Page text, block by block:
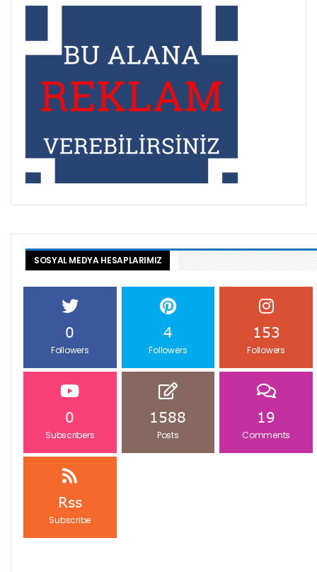
SOSYAL MEDYA HESAPLARIMIZ
0
Followers
4
Followers
153
Followers
0
Subscribers
1588
Posts
19
Comments
Rss
Subscribe